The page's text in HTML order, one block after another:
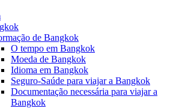
de Bangkok
O tempo em Bangkok
Moeda de Bangkok
Idioma em Bangkok
Seguro-Saúde para viajar a Bangkok
Documentação necessária para viajar a
Bangkok